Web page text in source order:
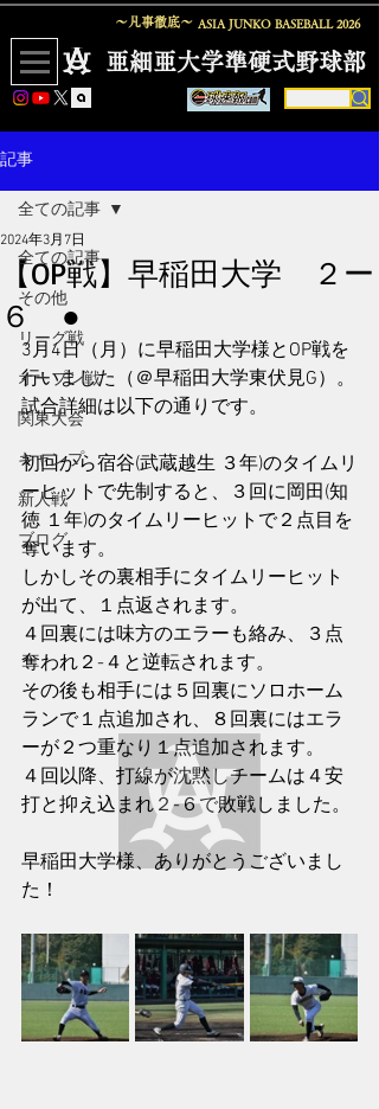
〜凡事徹底〜 ASIA JUNKO BASEBALL 2026
​亜細亜大学準硬式野球部
記事
全ての記事
その他
リーグ戦
オープン戦
関東大会
キャンプ
新人戦
ブログ
全ての記事
【OP戦】早稲田大学 ２ー
６ ●
2024年3月7日
3月4日（月）に早稲田大学様とOP戦を
行いました（＠早稲田大学東伏見G）。
試合詳細は以下の通りです。
初回から宿谷(武蔵越生 ３年)のタイムリ
ーヒットで先制すると、３回に岡田(知
徳 １年)のタイムリーヒットで２点目を
奪います。
しかしその裏相手にタイムリーヒット
が出て、１点返されます。
４回裏には味方のエラーも絡み、３点
奪われ２-４と逆転されます。
その後も相手には５回裏にソロホーム
ランで１点追加され、８回裏にはエラ
ーが２つ重なり１点追加されます。
４回以降、打線が沈黙しチームは４安
打と抑え込まれ２-６で敗戦しました。
早稲田大学様、ありがとうございまし
た！